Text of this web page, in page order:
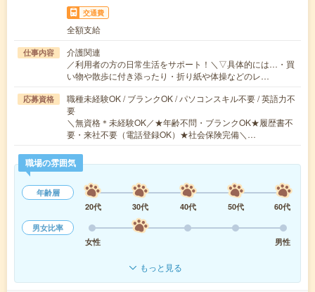
交通費
全額支給
仕事内容
介護関連
／利用者の方の日常生活をサポート！＼▽具体的には…・買
い物や散歩に付き添ったり・折り紙や体操などのレ…
応募資格
職種未経験OK / ブランクOK / パソコンスキル不要 / 英語力不
要
＼無資格＊未経験OK／★年齢不問・ブランクOK★履歴書不
要・来社不要（電話登録OK）★社会保険完備＼…
職場の雰囲気
年齢層
20代
30代 40代 50代
60代
男女比率
女性
男性
もっと見る